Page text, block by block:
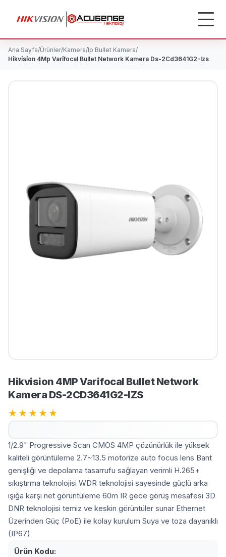
Ana Sayfa/Ürünler/Kamera/Ip Bullet Kamera/
Hi̇kvi̇si̇on 4Mp Vari̇focal Bullet Network Kamera Ds-2Cd3641G2-Izs
Hikvision 4MP Varifocal Bullet Network
Kamera DS-2CD3641G2-IZS
★★★★★
1/2.9" Progressive Scan CMOS 4MP çözünürlük ile yüksek
kaliteli görüntüleme 2.7~13.5 motorize auto focus lens Bant
genişliği ve depolama tasarrufu sağlayan verimli H.265+
sıkıştırma teknolojisi WDR teknolojisi sayesinde güçlü arka
ışığa karşı net görüntüleme 60m IR gece görüş mesafesi 3D
DNR teknolojisi temiz ve keskin görüntüler sunar Ethernet
Üzerinden Güç (PoE) ile kolay kurulum Suya ve toza dayanıklı
(IP67)
Ürün Kodu: